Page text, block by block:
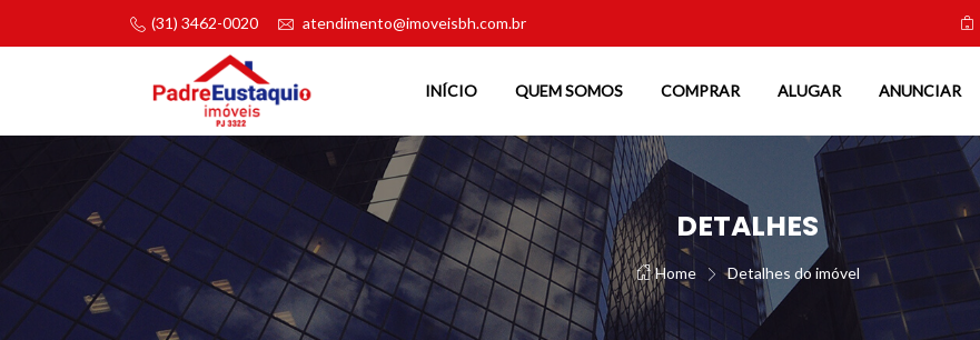
(31) 3462-0020 atendimento@imoveisbh.com.br
INÍCIO QUEM SOMOS COMPRAR ALUGAR ANUNCIAR
DETALHES
Home Detalhes do imóvel